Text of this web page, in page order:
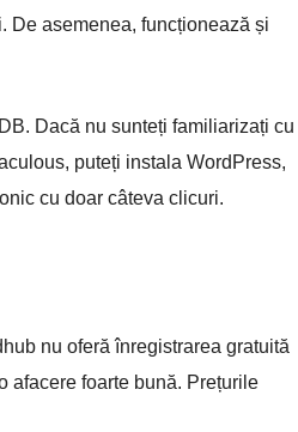
De asemenea, funcționează și
Dacă nu sunteți familiarizați cu
puteți instala WordPress,
cu doar câteva clicuri.
nu oferă înregistrarea gratuită
afacere foarte bună. Prețurile